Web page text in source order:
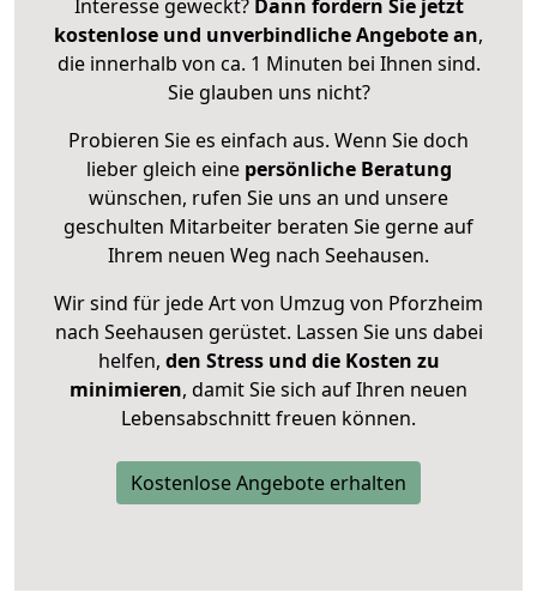
Interesse geweckt? Dann fordern Sie jetzt
kostenlose und unverbindliche Angebote an,
die innerhalb von ca. 1 Minuten bei Ihnen sind.
Sie glauben uns nicht?
Probieren Sie es einfach aus. Wenn Sie doch
lieber gleich eine persönliche Beratung
wünschen, rufen Sie uns an und unsere
geschulten Mitarbeiter beraten Sie gerne auf
Ihrem neuen Weg nach Seehausen.
Wir sind für jede Art von Umzug von Pforzheim
nach Seehausen gerüstet. Lassen Sie uns dabei
helfen, den Stress und die Kosten zu
minimieren, damit Sie sich auf Ihren neuen
Lebensabschnitt freuen können.
Kostenlose Angebote erhalten